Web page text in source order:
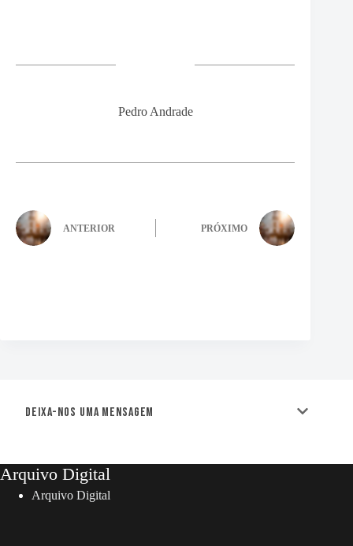
Pedro Andrade
ANTERIOR PRÓXIMO
Deixa-nos uma mensagem
Arquivo Digital
Arquivo Digital